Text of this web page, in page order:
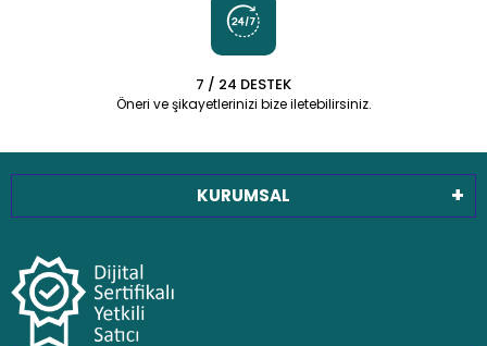
7 / 24 DESTEK
Öneri ve şikayetlerinizi bize iletebilirsiniz.
KURUMSAL